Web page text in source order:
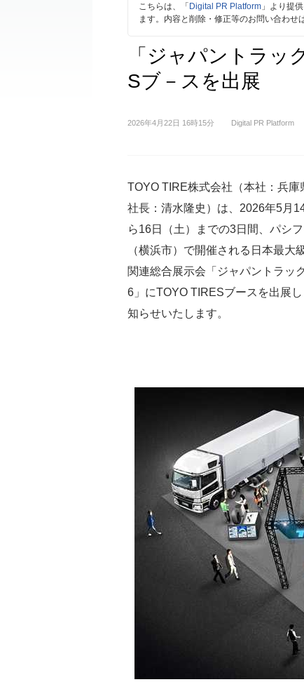
こちらは、「Digital PR Platform 」より提
ます。内容と削除・修正等のお問い合わせ
「ジャパントラッ
Sブ－スを出展
2026年4月22日 16時15分 Digital PR Platform
TOYO TIRE株式会社（本社：兵庫
社長：清水隆史）は、2026年5月
ら16日（土）までの3日間、パシ
（横浜市）で開催される日本最大
関連総合展示会「ジャパントラッ
6」にTOYO TIRESブースを出展
知らせいたします。